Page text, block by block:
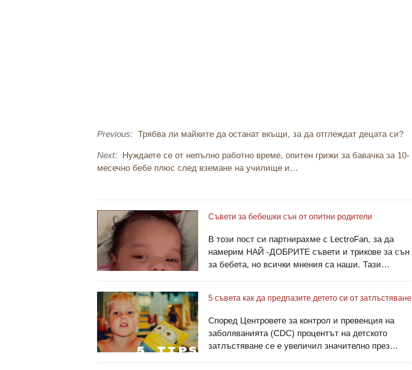
Previous: Трябва ли майките да останат вкъщи, за да отглеждат децата си?
Next:
Нуждаете се от непълно работно време, опитен грижи за бавачка за 10-
месечно бебе плюс след вземане на училище и…
Съвети за бебешки сън от опитни родители
В този пост си партнирахме с LectroFan, за да
намерим НАЙ -ДОБРИТЕ съвети и трикове за сън
за бебета, но всички мнения са наши. Тази
е кладенец от знания, ко
5 съвета как да предпазите детето си от затлъстяване
Според Центровете за контрол и превенция на
заболяванията (CDC) процентът на детското
затлъстяване се е увеличил значително през